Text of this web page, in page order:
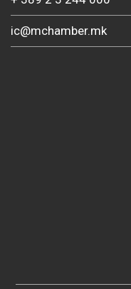
ic@mchamber.mk